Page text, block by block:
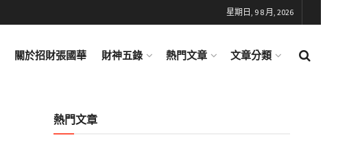
星期日, 9 8 月, 2026
關於招財張國華 財神五錄 熱門文章 文章分類
熱門文章